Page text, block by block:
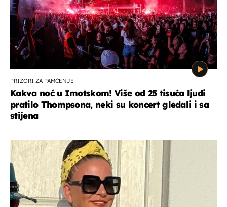
PRIZORI ZA PAMĆENJE
Kakva noć u Imotskom! Više od 25 tisuća ljudi
pratilo Thompsona, neki su koncert gledali i sa
stijena